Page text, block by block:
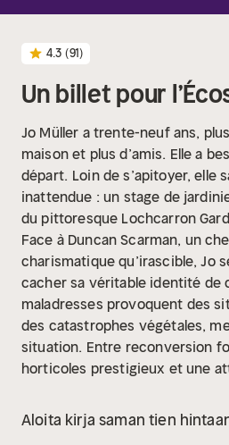
4.3 (91)
Un billet pour
Jo Müller a trente-neuf ans,
maison et plus d’amis. Elle a
départ. Loin de s’apitoyer, elle
inattendue : un stage de
du pittoresque Lochcarron
Face à Duncan Scarman, un
charismatique qu’irascible, Jo
cacher sa véritable identité de
maladresses provoquent des
des catastrophes végétales,
situation. Entre reconversion
horticoles prestigieux et une
fleurs. Elle reconstruit sa vie
grandiose, découvrant l’amitié,
Aloita kirja saman tien